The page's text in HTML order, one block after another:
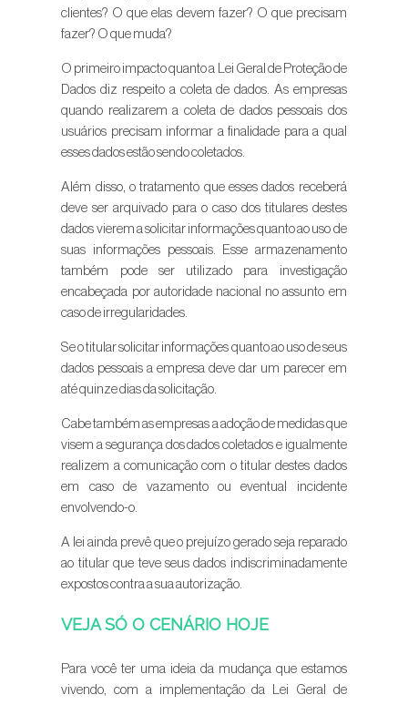
clientes? O que elas devem fazer? O que precisam
fazer? O que muda?
O primeiro impacto quanto a Lei Geral de Proteção de
Dados diz respeito a coleta de dados. As empresas
quando realizarem a coleta de dados pessoais dos
usuários precisam informar a finalidade para a qual
esses dados estão sendo coletados.
Além disso, o tratamento que esses dados receberá
deve ser arquivado para o caso dos titulares destes
dados vierem a solicitar informações quanto ao uso de
suas informações pessoais. Esse armazenamento
também pode ser utilizado para investigação
encabeçada por autoridade nacional no assunto em
caso de irregularidades.
Se o titular solicitar informações quanto ao uso de seus
dados pessoais a empresa deve dar um parecer em
até quinze dias da solicitação.
Cabe também as empresas a adoção de medidas que
visem a segurança dos dados coletados e igualmente
realizem a comunicação com o titular destes dados
em caso de vazamento ou eventual incidente
envolvendo-o.
A lei ainda prevê que o prejuízo gerado seja reparado
ao titular que teve seus dados indiscriminadamente
expostos contra a sua autorização.
VEJA SÓ O CENÁRIO HOJE
Para você ter uma ideia da mudança que estamos
vivendo, com a implementação da Lei Geral de